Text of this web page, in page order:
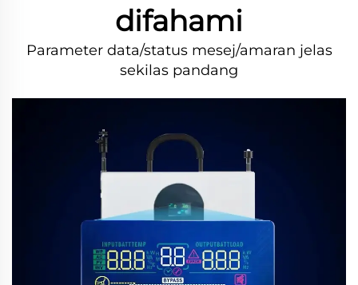
difahami
Parameter data/status mesej/amaran jelas
sekilas pandang